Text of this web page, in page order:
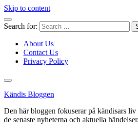
Skip to content
Search for:
About Us
Contact Us
Privacy Policy
Kändis Bloggen
Den här bloggen fokuserar på kändisars
de senaste nyheterna och aktuella händelser.